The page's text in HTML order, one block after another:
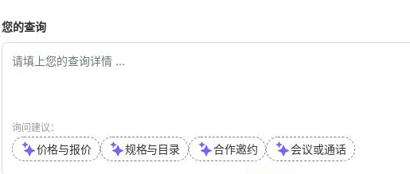
您的查询
询问建议：
价格与报价 规格与目录 合作邀约 会议或通话